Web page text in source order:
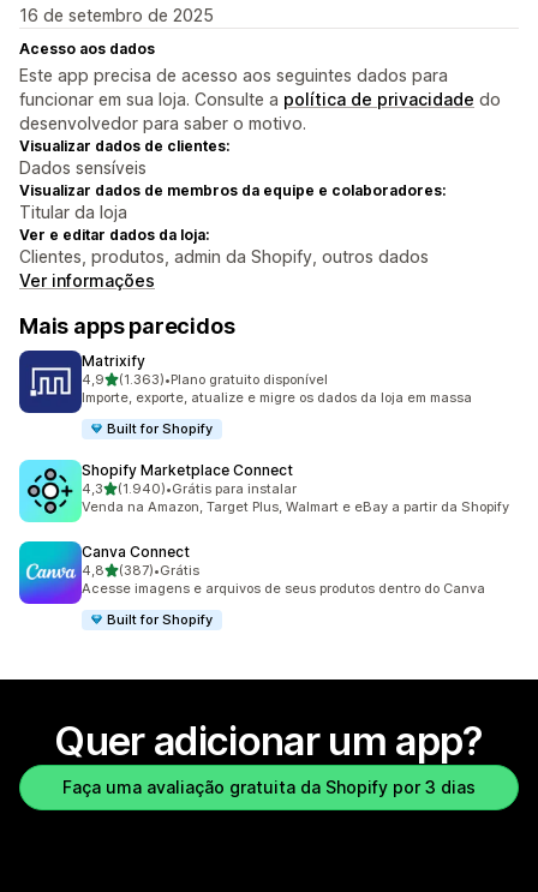
16 de setembro de 2025
Acesso aos dados
Este app precisa de acesso aos seguintes dados para
funcionar em sua loja. Consulte a política de privacidade do
desenvolvedor para saber o motivo.
Visualizar dados de clientes:
Dados sensíveis
Visualizar dados de membros da equipe e colaboradores:
Titular da loja
Ver e editar dados da loja:
Clientes, produtos, admin da Shopify, outros dados
Ver informações
Mais apps parecidos
Matrixify
4,9de 5 estrelas
(1.363)
1363 avaliações ao todo
•Plano gratuito disponível
Importe, exporte, atualize e migre os dados da loja em massa
Built for Shopify
Shopify Marketplace Connect
4,3de 5 estrelas
(1.940)
1940 avaliações ao todo
•Grátis para instalar
Venda na Amazon, Target Plus, Walmart e eBay a partir da Shopify
Canva Connect
4,8de 5 estrelas
(387)
387 avaliações ao todo
•Grátis
Acesse imagens e arquivos de seus produtos dentro do Canva
Built for Shopify
Quer adicionar um app?
Faça uma avaliação gratuita da Shopify por 3 dias